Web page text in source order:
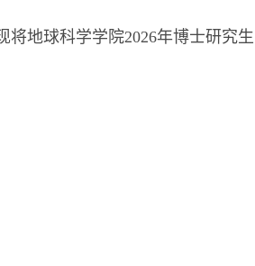
地球科学学院2026年博士研究